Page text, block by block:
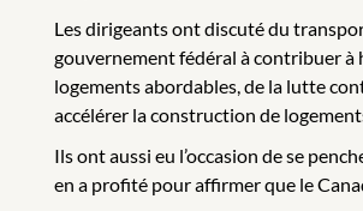
Les dirigeants ont discuté du
gouvernement fédéral à contribuer à
logements abordables, de la lutte
accélérer la construction de
Ils ont aussi eu l’occasion de se
en a profité pour affirmer que le